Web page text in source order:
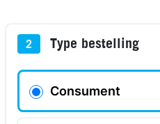
2 Type bestelling
Consument